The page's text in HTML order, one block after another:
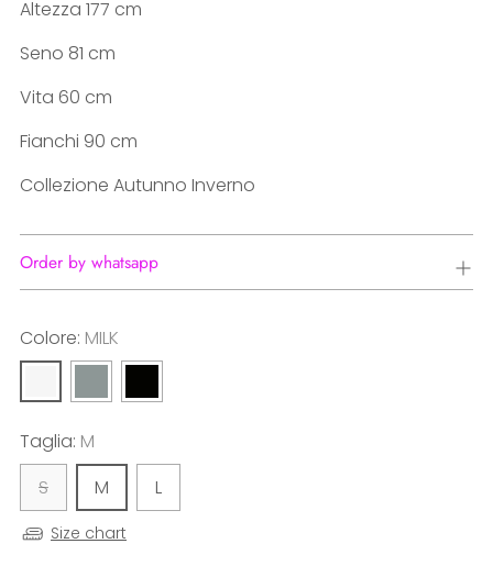
Altezza 177 cm
Seno 81 cm
Vita 60 cm
Fianchi 90 cm
Collezione Autunno Inverno
Order by whatsapp
Colore: MILK
Taglia: M
S
M L
Size chart